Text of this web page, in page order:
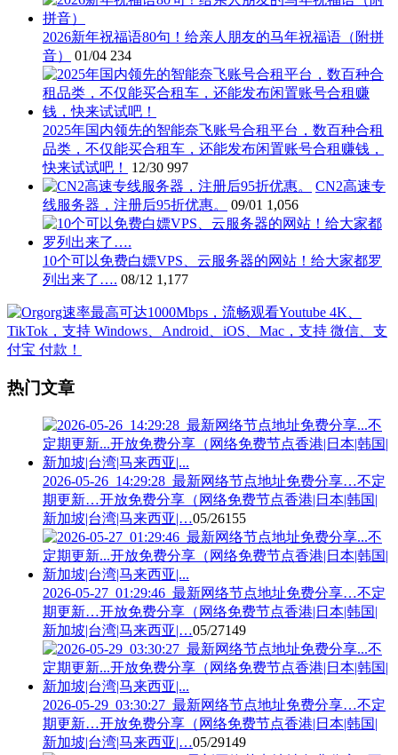
2026新年祝福语80句！给亲人朋友的马年祝福语（附拼
音）
01/04 234
2025年国内领先的智能奈飞账号合租平台，数百种合租
品类，不仅能买合租车，还能发布闲置账号合租赚钱，
快来试试吧！
12/30 997
CN2高速专
线服务器，注册后95折优惠。
09/01 1,056
10个可以免费白嫖VPS、云服务器的网站！给大家都罗
列出来了…. 08/12 1,177
热门文章
2026-05-26_14:29:28_最新网络节点地址免费分享…不定
期更新…开放免费分享（网络免费节点香港|日本|韩国|
新加坡|台湾|马来西亚|…05/26155
2026-05-27_01:29:46_最新网络节点地址免费分享…不定
期更新…开放免费分享（网络免费节点香港|日本|韩国|
新加坡|台湾|马来西亚|…05/27149
2026-05-29_03:30:27_最新网络节点地址免费分享…不定
期更新…开放免费分享（网络免费节点香港|日本|韩国|
新加坡|台湾|马来西亚|…05/29149